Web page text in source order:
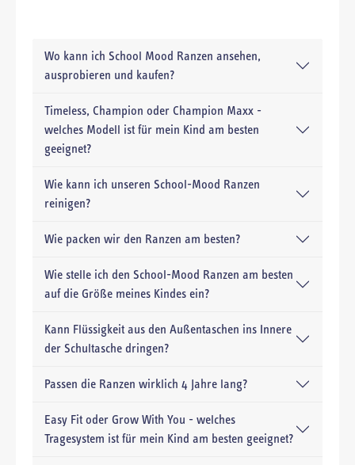
Wo kann ich School Mood Ranzen ansehen,
ausprobieren und kaufen?
Timeless, Champion oder Champion Maxx -
welches Modell ist für mein Kind am besten
geeignet?
Wie kann ich unseren School-Mood Ranzen
reinigen?
Wie packen wir den Ranzen am besten?
Wie stelle ich den School-Mood Ranzen am besten
auf die Größe meines Kindes ein?
Kann Flüssigkeit aus den Außentaschen ins Innere
der Schultasche dringen?
Passen die Ranzen wirklich 4 Jahre lang?
Easy Fit oder Grow With You - welches
Tragesystem ist für mein Kind am besten geeignet?